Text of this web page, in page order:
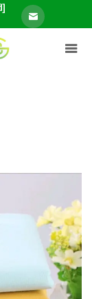
[email protected]